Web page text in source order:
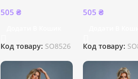
505 ₴
Код товару: SO8526
505 ₴
Код товару: